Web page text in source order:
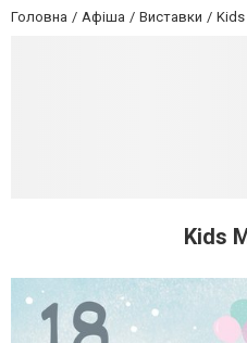
Головна Афіша Виставки
Kids